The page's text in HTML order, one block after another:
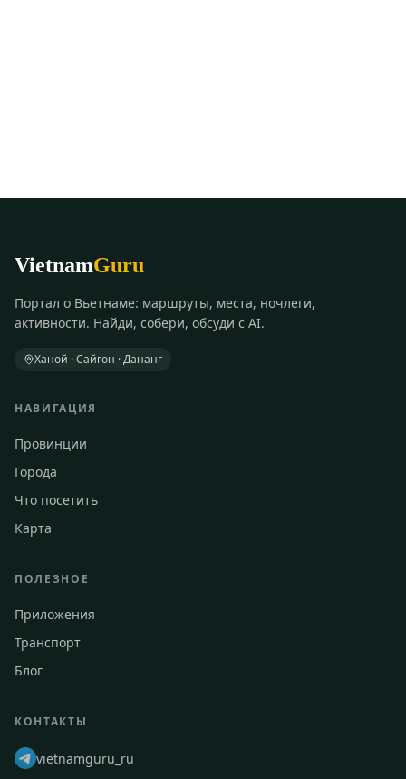
VietnamGuru
Портал о Вьетнаме: маршруты, места, ночлеги,
активности. Найди, собери, обсуди с AI.
Ханой · Сайгон · Дананг
НАВИГАЦИЯ
Провинции
Города
Что посетить
Карта
ПОЛЕЗНОЕ
Приложения
Транспорт
Блог
КОНТАКТЫ
vietnamguru_ru